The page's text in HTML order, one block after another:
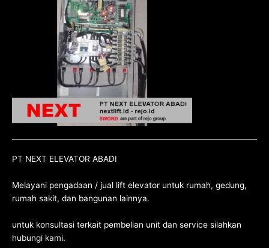
PT NEXT ELEVATOR ABADI
Melayani pengadaan / jual lift elevator untuk rumah, gedung,
rumah sakit, dan bangunan lainnya.
untuk konsultasi terkait pembelian unit dan service silahkan
hubungi kami.